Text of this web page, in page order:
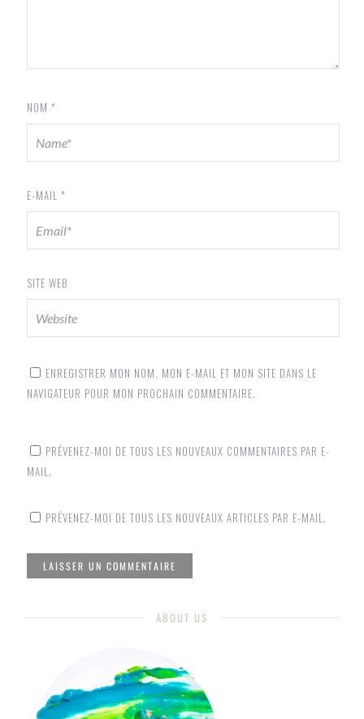
NOM *
E-MAIL *
SITE WEB
ENREGISTRER MON NOM, MON E-MAIL ET MON SITE DANS LE
NAVIGATEUR POUR MON PROCHAIN COMMENTAIRE.
PRÉVENEZ-MOI DE TOUS LES NOUVEAUX COMMENTAIRES PAR E-
MAIL.
PRÉVENEZ-MOI DE TOUS LES NOUVEAUX ARTICLES PAR E-MAIL.
ABOUT US